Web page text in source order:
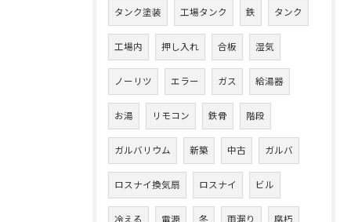
タンク塗装 工場タンク 鉄 タンク
工場内 押し入れ 合板 湿気
ノーリツ エラー ガス 給湯器
お湯 リモコン 鉄骨 階段
ガルバリウム 新築 中古 ガルバ
ロスナイ換気扇 ロスナイ ビル
冷える 電源 冬 雨漏り 腐朽